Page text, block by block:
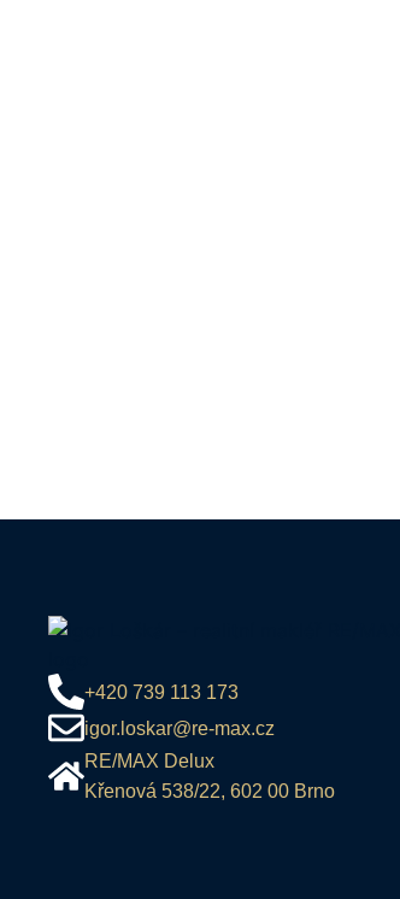
+420 739 113 173
igor.loskar@re-max.cz
RE/MAX Delux
Křenová 538/22, 602 00 Brno